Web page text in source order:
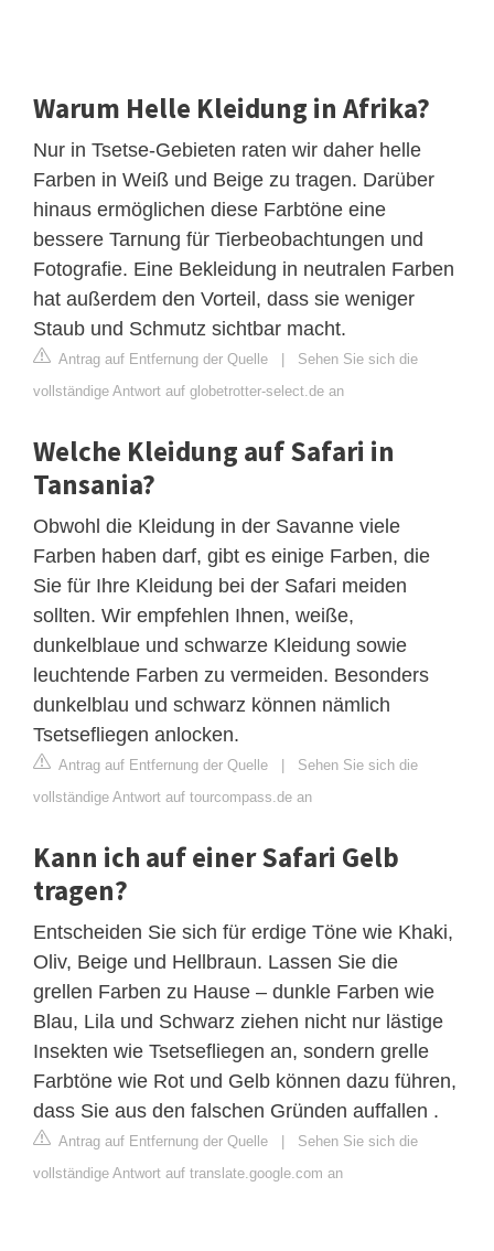
Warum Helle Kleidung in Afrika?
Nur in Tsetse-Gebieten raten wir daher helle
Farben in Weiß und Beige zu tragen. Darüber
hinaus ermöglichen diese Farbtöne eine
bessere Tarnung für Tierbeobachtungen und
Fotografie. Eine Bekleidung in neutralen Farben
hat außerdem den Vorteil, dass sie weniger
Staub und Schmutz sichtbar macht.
Antrag auf Entfernung der Quelle | Sehen Sie sich die
vollständige Antwort auf globetrotter-select.de an
Welche Kleidung auf Safari in
Tansania?
Obwohl die Kleidung in der Savanne viele
Farben haben darf, gibt es einige Farben, die
Sie für Ihre Kleidung bei der Safari meiden
sollten. Wir empfehlen Ihnen, weiße,
dunkelblaue und schwarze Kleidung sowie
leuchtende Farben zu vermeiden. Besonders
dunkelblau und schwarz können nämlich
Tsetsefliegen anlocken.
Antrag auf Entfernung der Quelle | Sehen Sie sich die
vollständige Antwort auf tourcompass.de an
Kann ich auf einer Safari Gelb
tragen?
Entscheiden Sie sich für erdige Töne wie Khaki,
Oliv, Beige und Hellbraun. Lassen Sie die
grellen Farben zu Hause – dunkle Farben wie
Blau, Lila und Schwarz ziehen nicht nur lästige
Insekten wie Tsetsefliegen an, sondern grelle
Farbtöne wie Rot und Gelb können dazu führen,
dass Sie aus den falschen Gründen auffallen .
Antrag auf Entfernung der Quelle | Sehen Sie sich die
vollständige Antwort auf translate.google.com an